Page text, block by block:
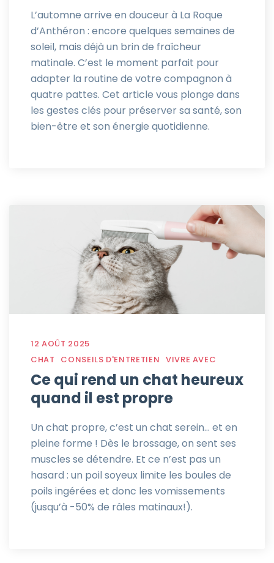
L’automne arrive en douceur à La Roque
d’Anthéron : encore quelques semaines de
soleil, mais déjà un brin de fraîcheur
matinale. C’est le moment parfait pour
adapter la routine de votre compagnon à
quatre pattes. Cet article vous plonge dans
les gestes clés pour préserver sa santé, son
bien-être et son énergie quotidienne.
12 AOÛT 2025
CHAT
CONSEILS D'ENTRETIEN VIVRE AVEC
Ce qui rend un chat heureux
quand il est propre
Un chat propre, c’est un chat serein… et en
pleine forme ! Dès le brossage, on sent ses
muscles se détendre. Et ce n’est pas un
hasard : un poil soyeux limite les boules de
poils ingérées et donc les vomissements
(jusqu’à -50% de râles matinaux!).